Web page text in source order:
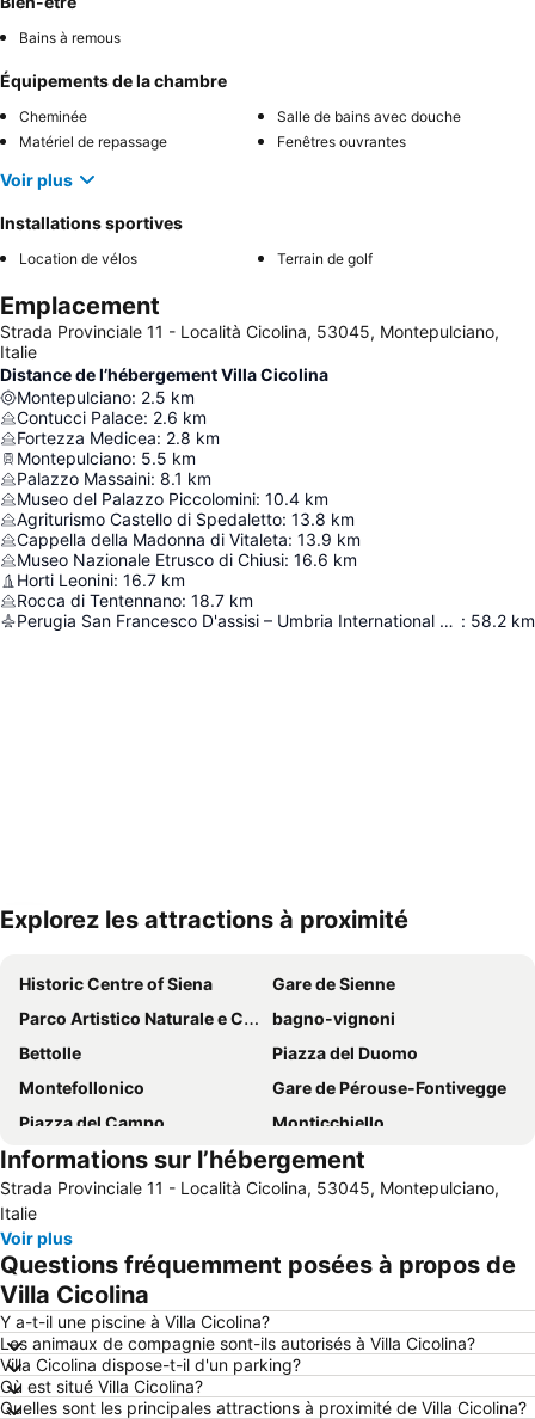
Bains à remous
Équipements de la chambre
Cheminée
Salle de bains avec douche
Matériel de repassage
Fenêtres ouvrantes
Voir plus
Installations sportives
Location de vélos Terrain de golf
Emplacement
Strada Provinciale 11 - Località Cicolina, 53045, Montepulciano,
Italie
Distance de l’hébergement Villa Cicolina
Montepulciano: 2.5 km
Contucci Palace: 2.6 km
Fortezza Medicea: 2.8 km
Montepulciano: 5.5 km
Palazzo Massaini: 8.1 km
Museo del Palazzo Piccolomini: 10.4 km
Agriturismo Castello di Spedaletto: 13.8 km
Cappella della Madonna di Vitaleta: 13.9 km
Museo Nazionale Etrusco di Chiusi: 16.6 km
Horti Leonini: 16.7 km
Rocca di Tentennano: 18.7 km
Perugia San Francesco D'assisi – Umbria International Airport : 58.2 km
Explorez les attractions à proximité
Historic Centre of Siena
Gare de Sienne
Parco Artistico Naturale e Culturale della Val d'Orcia
bagno-vignoni
Bettolle
Piazza del Duomo
Montefollonico
Gare de Pérouse-Fontivegge
Piazza del Campo
Monticchiello
Place de la République
Centre historique de Cortona
Château de Brolio
Centro di Perugia
Montisi
San Francesco - Santuario della Madonna di Fatima
Palazzo dei Priori
Therme de Chianciano
Centro Storico di Arezzo
Cathedral of Saints Peter and Donato
lsola d'Arbia
Chiesa parrocchiale di San Mariano
Santuario-casa di santa Caterina
Montebello
Informations sur l’hébergement
Strada Provinciale 11 - Località Cicolina, 53045, Montepulciano,
Italie
Voir plus
Questions fréquemment posées à propos de
Villa Cicolina
Y a-t-il une piscine à Villa Cicolina?
Les animaux de compagnie sont-ils autorisés à Villa Cicolina?
Villa Cicolina dispose-t-il d'un parking?
Où est situé Villa Cicolina?
Quelles sont les principales attractions à proximité de Villa Cicolina?